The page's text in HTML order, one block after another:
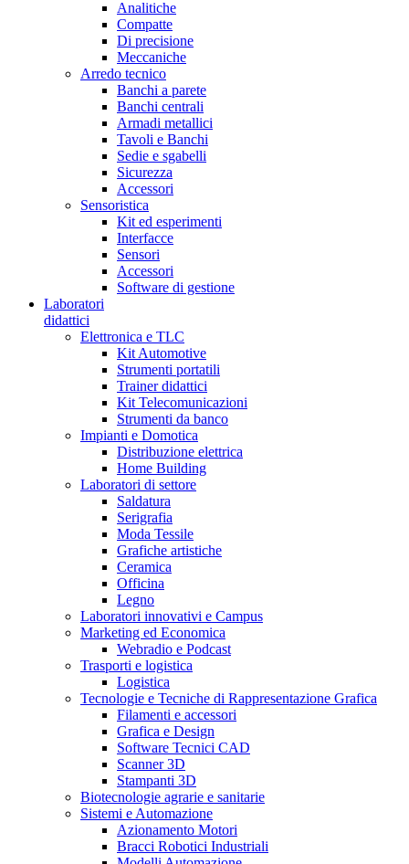
Analitiche
Compatte
Di precisione
Meccaniche
Arredo tecnico
Banchi a parete
Banchi centrali
Armadi metallici
Tavoli e Banchi
Sedie e sgabelli
Sicurezza
Accessori
Sensoristica
Kit ed esperimenti
Interfacce
Sensori
Accessori
Software di gestione
Laboratori
didattici
Elettronica e TLC
Kit Automotive
Strumenti portatili
Trainer didattici
Kit Telecomunicazioni
Strumenti da banco
Impianti e Domotica
Distribuzione elettrica
Home Building
Laboratori di settore
Saldatura
Serigrafia
Moda Tessile
Grafiche artistiche
Ceramica
Officina
Legno
Laboratori innovativi e Campus
Marketing ed Economica
Webradio e Podcast
Trasporti e logistica
Logistica
Tecnologie e Tecniche di Rappresentazione Grafica
Filamenti e accessori
Grafica e Design
Software Tecnici CAD
Scanner 3D
Stampanti 3D
Biotecnologie agrarie e sanitarie
Sistemi e Automazione
Azionamento Motori
Bracci Robotici Industriali